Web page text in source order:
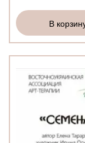
ТЕРАПЕВТ»
В